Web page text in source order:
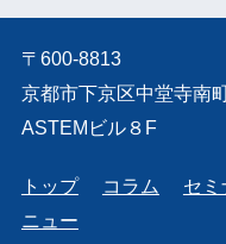
〒600-8813
京都市下京区中堂寺南
ASTEMビル８F
トップ コラム セミ
ニュー